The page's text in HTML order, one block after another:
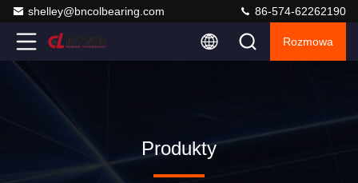
shelley@bncolbearing.com 86-574-62262190
Rozmowa
Produkty